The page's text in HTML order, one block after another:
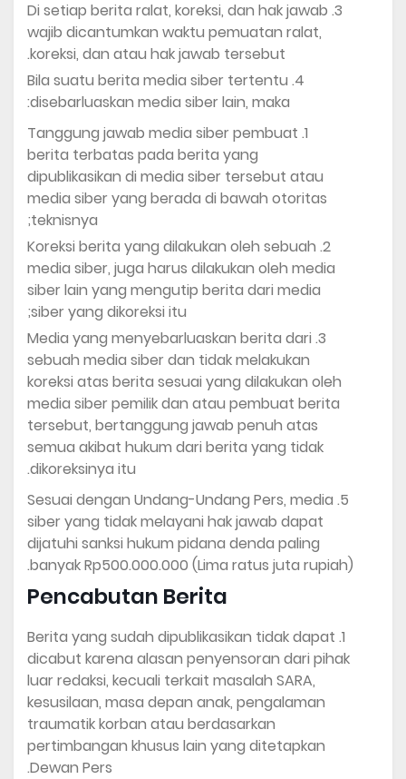
Di setiap berita ralat, koreksi, dan hak jawab
wajib dicantumkan waktu pemuatan ralat,
koreksi, dan atau hak jawab tersebut.
Bila suatu berita media siber tertentu
disebarluaskan media siber lain, maka:
Tanggung jawab media siber pembuat
berita terbatas pada berita yang
dipublikasikan di media siber tersebut atau
media siber yang berada di bawah otoritas
teknisnya;
Koreksi berita yang dilakukan oleh sebuah
media siber, juga harus dilakukan oleh media
siber lain yang mengutip berita dari media
siber yang dikoreksi itu;
Media yang menyebarluaskan berita dari
sebuah media siber dan tidak melakukan
koreksi atas berita sesuai yang dilakukan oleh
media siber pemilik dan atau pembuat berita
tersebut, bertanggung jawab penuh atas
semua akibat hukum dari berita yang tidak
dikoreksinya itu.
Sesuai dengan Undang-Undang Pers, media
siber yang tidak melayani hak jawab dapat
dijatuhi sanksi hukum pidana denda paling
banyak Rp500.000.000 (Lima ratus juta rupiah).
Pencabutan Berita
Berita yang sudah dipublikasikan tidak dapat
dicabut karena alasan penyensoran dari pihak
luar redaksi, kecuali terkait masalah SARA,
kesusilaan, masa depan anak, pengalaman
traumatik korban atau berdasarkan
pertimbangan khusus lain yang ditetapkan
Dewan Pers.